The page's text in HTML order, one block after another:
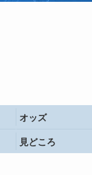
オッズ
見どころ